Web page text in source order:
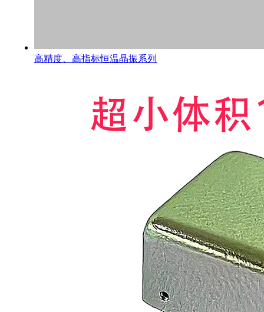
高精度、高指标恒温晶振系列